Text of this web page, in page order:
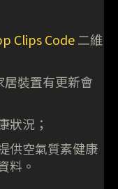
Clips Code二維
裝置有更新會
狀況；
供空氣質素健康
料。